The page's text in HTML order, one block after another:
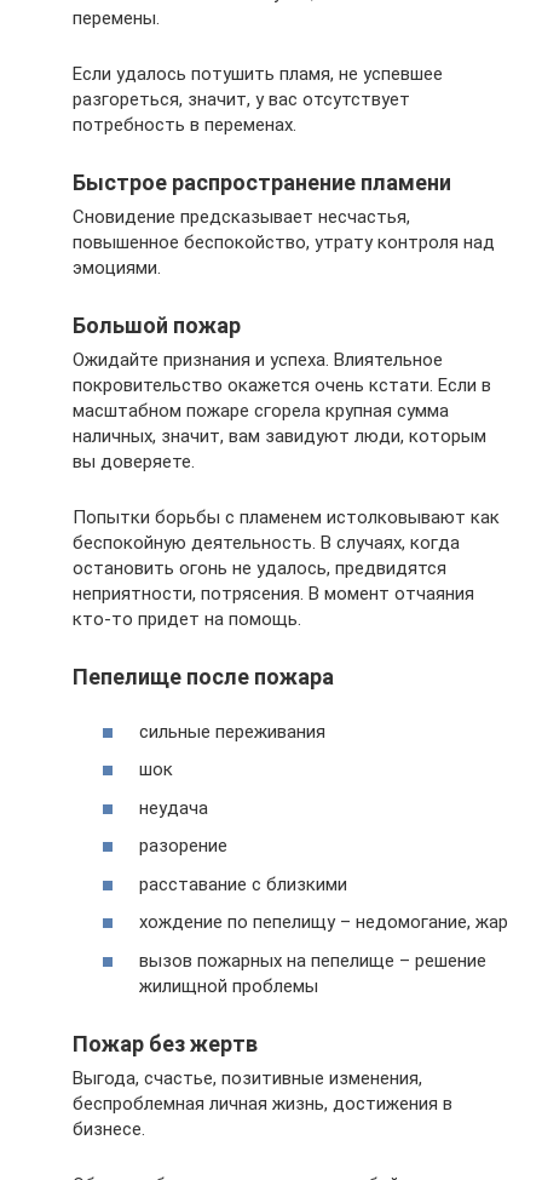
перемены.
Если удалось потушить пламя, не успевшее
разгореться, значит, у вас отсутствует
потребность в переменах.
Быстрое распространение пламени
Сновидение предсказывает несчастья,
повышенное беспокойство, утрату контроля над
эмоциями.
Большой пожар
Ожидайте признания и успеха. Влиятельное
покровительство окажется очень кстати. Если в
масштабном пожаре сгорела крупная сумма
наличных, значит, вам завидуют люди, которым
вы доверяете.
Попытки борьбы с пламенем истолковывают как
беспокойную деятельность. В случаях, когда
остановить огонь не удалось, предвидятся
неприятности, потрясения. В момент отчаяния
кто-то придет на помощь.
Пепелище после пожара
сильные переживания
шок
неудача
разорение
расставание с близкими
хождение по пепелищу – недомогание, жар
вызов пожарных на пепелище – решение
жилищной проблемы
Пожар без жертв
Выгода, счастье, позитивные изменения,
беспроблемная личная жизнь, достижения в
бизнесе.